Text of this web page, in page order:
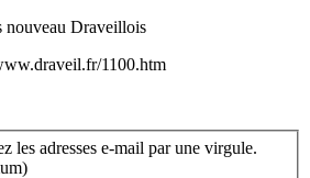
nouveau Draveillois
1100.htm
les adresses e-mail par une virgule.